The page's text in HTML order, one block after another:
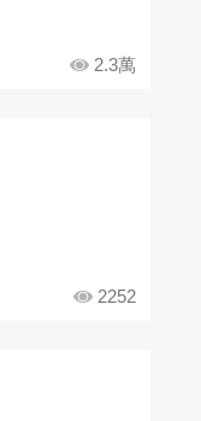
2.3萬
2252